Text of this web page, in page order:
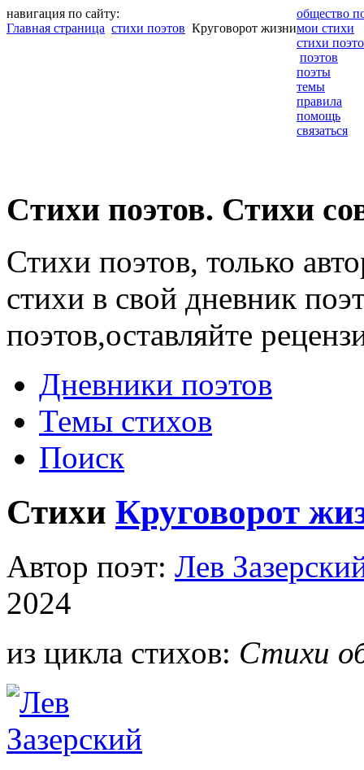
навигация по сайту:
Главная страница стихи поэтов Круговорот жизни
общество
мои стихи
стихи
поэтов
поэты
темы
правила
помощь
связаться
Cтихи поэтов. Стихи
Стихи поэтов, только
стихи в свой дневник
поэтов,оставляйте
Дневники поэтов
Темы стихов
Поиск
Стихи Круговорот
Автор поэт: Лев
2024
из цикла стихов: Стихи